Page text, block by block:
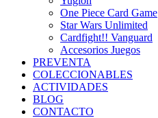
One Piece Card Game
Star Wars Unlimited
Cardfight!! Vanguard
Accesorios Juegos
PREVENTA
COLECCIONABLES
ACTIVIDADES
BLOG
CONTACTO